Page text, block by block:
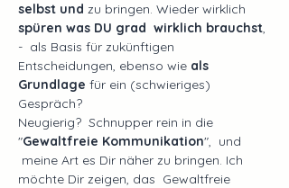
selbst und zu bringen. Wieder wirklich
spüren was DU grad  wirklich brauchst,
-  als Basis für zukünftigen
Entscheidungen, ebenso wie als
Grundlage für ein (schwieriges)
Gespräch?
Neugierig?  Schnupper rein in die
"Gewaltfreie Kommunikation",  und
meine Art es Dir näher zu bringen. Ich
möchte Dir zeigen, das  Gewaltfreie